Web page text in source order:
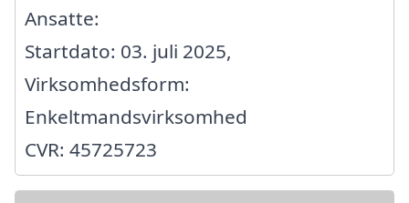
Ansatte:
Startdato: 03. juli 2025,
Virksomhedsform:
Enkeltmandsvirksomhed
CVR: 45725723